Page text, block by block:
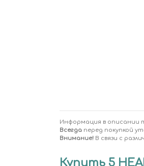
Информация в описании
Всегда перед покупкой
Внимание! В связи с
Купить 5